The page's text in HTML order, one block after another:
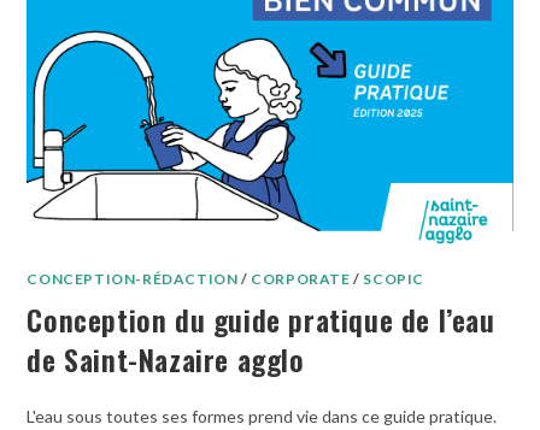
CONCEPTION-RÉDACTION / CORPORATE / SCOPIC
Conception du guide pratique de l’eau
de Saint-Nazaire agglo
L'eau sous toutes ses formes prend vie dans ce guide pratique.